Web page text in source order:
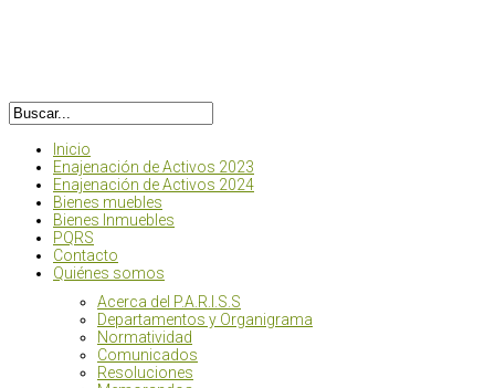
Inicio
Enajenación de Activos 2023
Enajenación de Activos 2024
Bienes muebles
Bienes Inmuebles
PQRS
Contacto
Quiénes somos
Acerca del P.A.R.I.S.S
Departamentos y Organigrama
Normatividad
Comunicados
Resoluciones